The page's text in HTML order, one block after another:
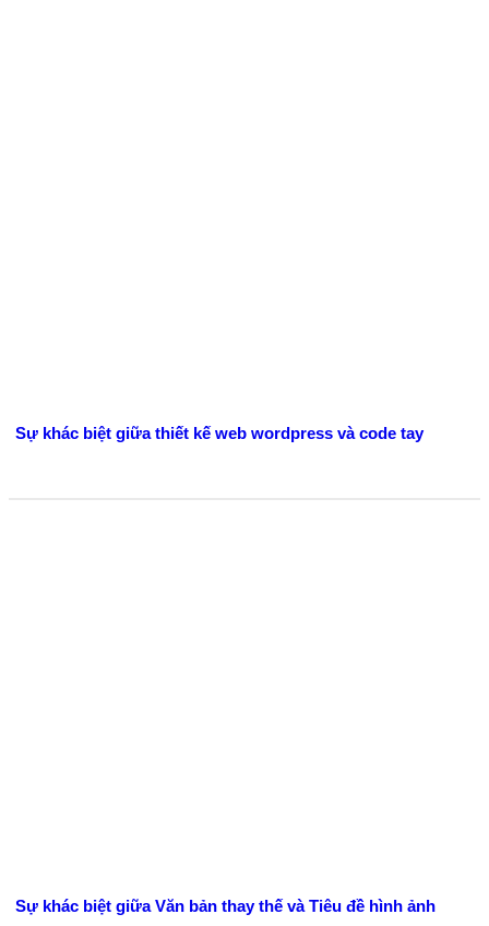
Sự khác biệt giữa thiết kế web wordpress và code tay
Sự khác biệt giữa Văn bản thay thế và Tiêu đề hình ảnh